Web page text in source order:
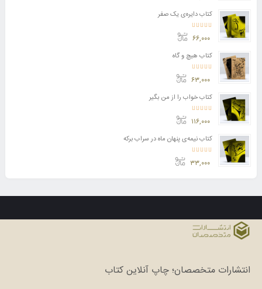
کتاب دایره‌ی یک صفر
امتیاز5.00از 5 ۶۶,۰۰۰
کتاب هیچ و گاه
امتیاز5.00 از 5 ۶۳,۰۰۰
کتاب خواب را از من بگیر
امتیاز5.00 از 5 ۱۱۶,۰۰۰
کتاب نیمه‌ی پنهان ماه در سراب برکه
امتیاز5.00 از 5 ۳۳,۰۰۰
انتشارات متخصصان؛ چاپ آنلاین کتاب